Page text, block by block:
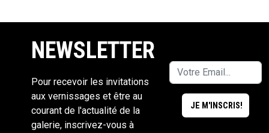
NEWSLETTER
Pour recevoir les invitations
aux vernissages et être au
courant de l'actualité de la
galerie, inscrivez-vous à